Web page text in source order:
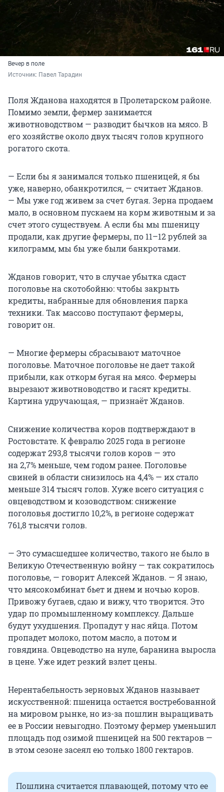
Вечер в поле
Источник: Павел Тарадин
Поля Жданова находятся в Пролетарском районе.
Помимо земли, фермер занимается
животноводством — разводит бычков на мясо. В
его хозяйстве около двух тысяч голов крупного
рогатого скота.
— Если бы я занимался только пшеницей, я бы
уже, наверно, обанкротился, — считает Жданов.
— Мы уже год живем за счет бугая. Зерна продаем
мало, в основном пускаем на корм животным и за
счет этого существуем. А если бы мы пшеницу
продали, как другие фермеры, по 11–12 рублейза
килограмм, мы бы уже были банкротами.
Жданов говорит, что в случае убытка сдаст
поголовье на скотобойню: чтобы закрыть
кредиты, набранные для обновления парка
техники. Так массово поступают фермеры,
говорит он.
— Многие фермеры сбрасывают маточное
поголовье. Маточное поголовье не дает такой
прибыли, как откорм бугая на мясо. Фермеры
вырезают животноводство и гасят кредиты.
Картина удручающая, — признаёт Жданов.
Снижение количества коров подтверждают в
Ростовстате. К февралю 2025 года в регионе
содержат293,8 тысячиголов коров — это
на 2,7% меньше, чем годом ранее. Поголовье
свиней в области снизилосьна 4,4% — их стало
меньше314 тысяч голов. Хуже всего ситуация с
овцеводством и козоводством: снижение
поголовьядостигло 10,2%, в регионе содержат
761,8 тысячиголов.
— Это сумасшедшее количество, такого не было в
Великую Отечественную войну — так сократилось
поголовье, — говорит Алексей Жданов. — Я знаю,
что мясокомбинат бьет и днем и ночью коров.
Привожу бугаев, сдаю и вижу, что творится. Это
удар по промышленному комплексу. Дальше
будут ухудшения. Пропадут у нас яйца. Потом
пропадет молоко, потом масло, а потом и
говядина. Овцеводство на нуле, баранина выросла
в цене. Уже идет резкий взлет цены.
Нерентабельность зерновых Жданов называет
искусственной: пшеница остается востребованной
на мировом рынке, но из-за пошлин выращивать
ее в России невыгодно. Поэтому фермер уменьшил
площадь под озимой пшеницей на500 гектаров —
в этом сезоне засеял ею только 1800 гектаров.
Пошлина считается плавающей, потому что ее